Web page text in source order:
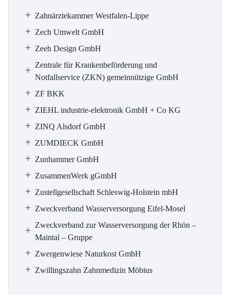
Zahnärztekammer Westfalen-Lippe
Zech Umwelt GmbH
Zeeh Design GmbH
Zentrale für Krankenbeförderung und
Notfallservice (ZKN) gemeinnützige GmbH
ZF BKK
ZIEHL industrie-elektronik GmbH + Co KG
ZINQ Alsdorf GmbH
ZUMDIECK GmbH
Zunhammer GmbH
ZusammenWerk gGmbH
Zustellgesellschaft Schleswig-Holstein mbH
Zweckverband Wasserversorgung Eifel-Mosel
Zweckverband zur Wasserversorgung der Rhön –
Maintal – Gruppe
Zwergenwiese Naturkost GmbH
Zwillingszahn Zahnmedizin Möbius